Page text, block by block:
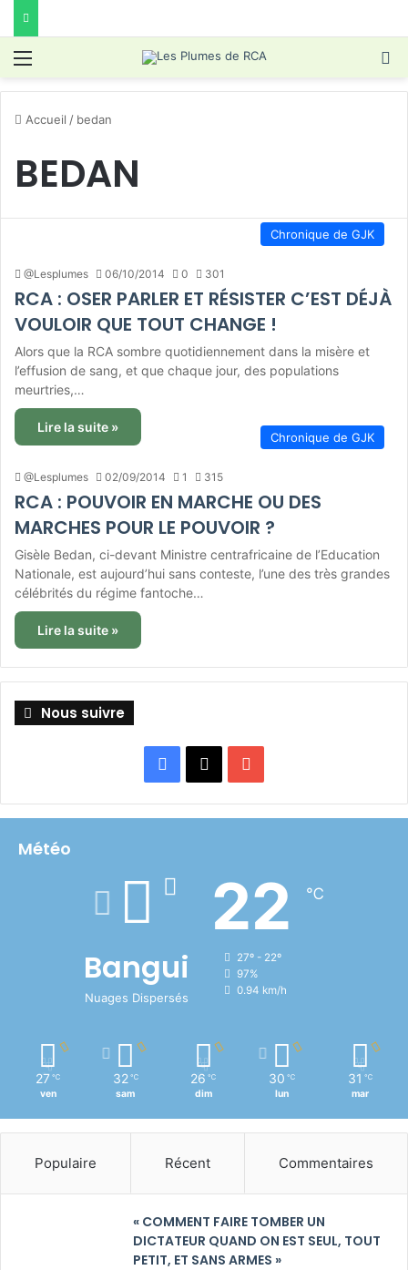
Menu
Accueil / bedan
BEDAN
Chronique de GJK
@Lesplumes 06/10/2014 0 301
RCA : OSER PARLER ET RÉSISTER C’EST DÉJÀ
VOULOIR QUE TOUT CHANGE !
Alors que la RCA sombre quotidiennement dans la misère et
l’effusion de sang, et que chaque jour, des populations
meurtries,…
Lire la suite »
Chronique de GJK
@Lesplumes 02/09/2014 1 315
RCA : POUVOIR EN MARCHE OU DES
MARCHES POUR LE POUVOIR ?
Gisèle Bedan, ci-devant Ministre centrafricaine de l’Education
Nationale, est aujourd’hui sans conteste, l’une des très grandes
célébrités du régime fantoche…
Lire la suite »
Nous suivre
Facebook
X
Météo
Bangui
Nuages Dispersés
22 ℃
27º - 22º
97%
0.94 km/h
27 ℃
ven
32 ℃
sam
26 ℃
dim
30 ℃
lun
31 ℃
mar
Populaire Récent Commentaires
« COMMENT FAIRE TOMBER UN
DICTATEUR QUAND ON EST SEUL, TOUT
PETIT, ET SANS ARMES »